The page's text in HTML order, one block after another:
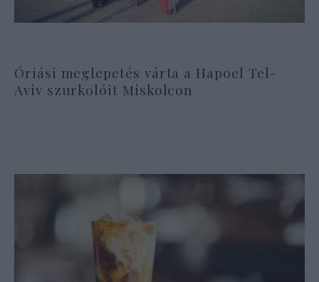
Óriási meglepetés várta a Hapoel Tel-
Aviv szurkolóit Miskolcon